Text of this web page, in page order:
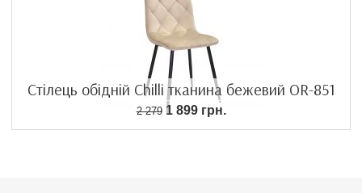
Стілець обідній Chilli тканина бежевий OR-851
2 2791 899 грн.